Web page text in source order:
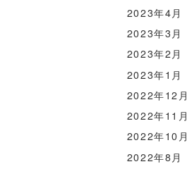
2023年4月
2023年3月
2023年2月
2023年1月
2022年12月
2022年11月
2022年10月
2022年8月